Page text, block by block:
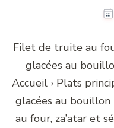
Filet de truite au
glacées au
Accueil › Plats
glacées au
au four, za’atar et